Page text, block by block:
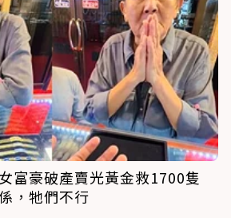
富豪破產賣光黃金救1700隻
，牠們不行